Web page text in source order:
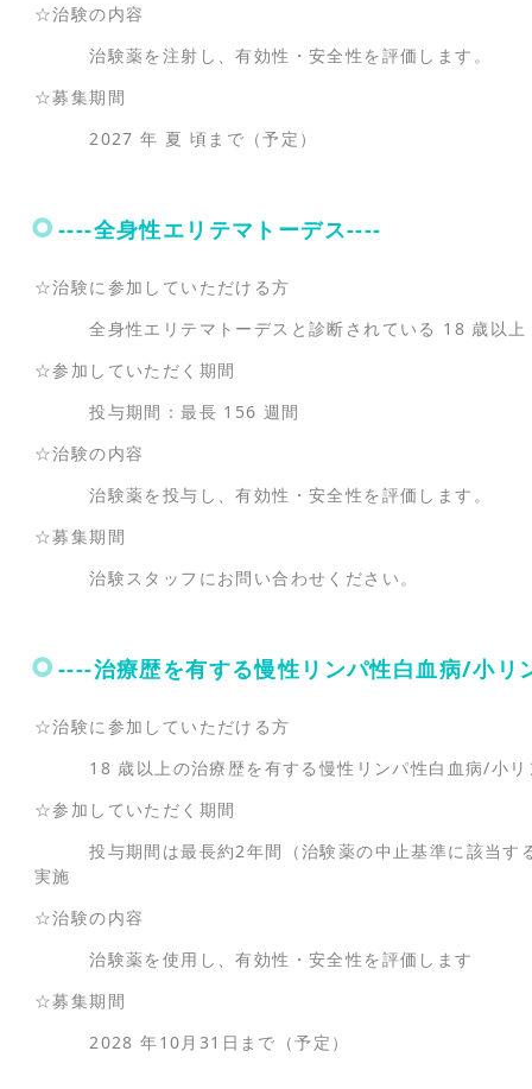
☆治験の内容
治験薬を注射し、有効性・安全性を評価します。
☆募集期間
2027 年 夏 頃まで（予定）
----全身性エリテマトーデス----
☆治験に参加していただける方
全身性エリテマトーデスと診断されている 18 歳以上
☆参加していただく期間
投与期間：最長 156 週間
☆治験の内容
治験薬を投与し、有効性・安全性を評価します。
☆募集期間
治験スタッフにお問い合わせください。
----治療歴を有する慢性リンパ性白血病/小リ
☆治験に参加していただける方
18 歳以上の治療歴を有する慢性リンパ性白血病/小リ
☆参加していただく期間
投与期間は最長約2年間（治験薬の中止基準に該当す
実施
☆治験の内容
治験薬を使用し、有効性・安全性を評価します
☆募集期間
2028 年10月31日まで（予定）